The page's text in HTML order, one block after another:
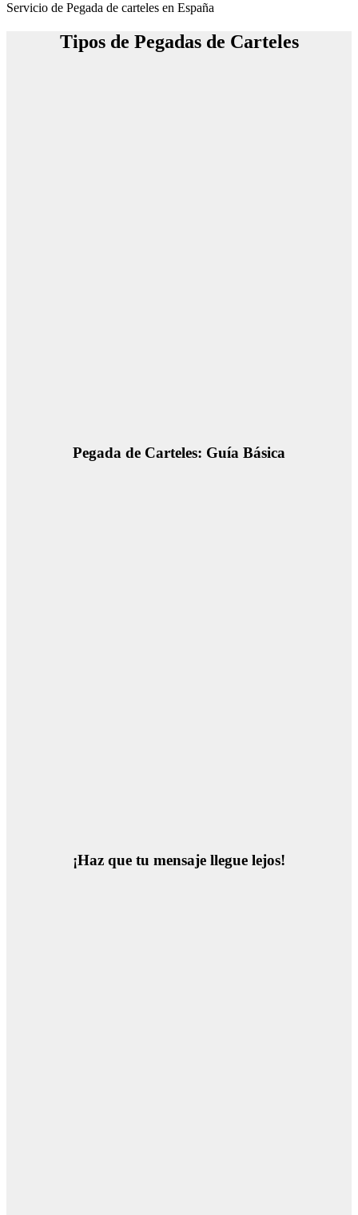
Servicio de Pegada de carteles en España
Tipos de Pegadas de Carteles
Pegada de Carteles: Guía Básica
¡Haz que tu mensaje llegue lejos!